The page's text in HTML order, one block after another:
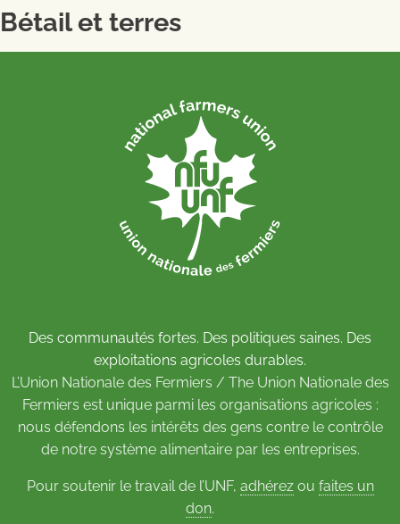
Bétail et terres
Des communautés fortes. Des politiques saines. Des
exploitations agricoles durables.
L’Union Nationale des Fermiers / The Union Nationale des
Fermiers est unique parmi les organisations agricoles :
nous défendons les intérêts des gens contre le contrôle
de notre système alimentaire par les entreprises.
Pour soutenir le travail de l’UNF, adhérezou faites un
don.